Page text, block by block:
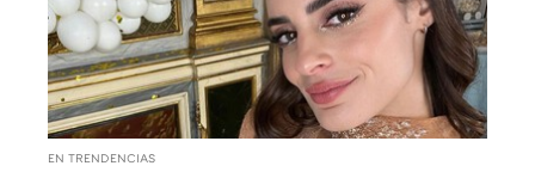
EN TRENDENCIAS